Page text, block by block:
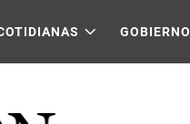
GOBIERNO